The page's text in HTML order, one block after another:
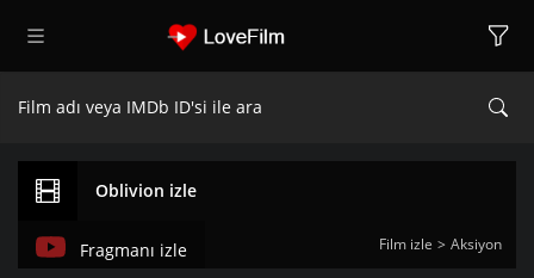
Oblivion izle
Film izle Aksiyon
Fragmanı izle